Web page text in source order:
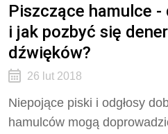
Piszczące hamulce
i jak pozbyć się
dźwięków?
26 lut 2018
Niepojące piski i odgłosy
hamulców mogą